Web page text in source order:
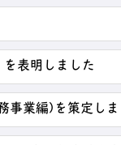
を表明しました
事業編)を策定しま